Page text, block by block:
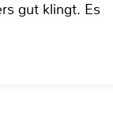
gut klingt. Es